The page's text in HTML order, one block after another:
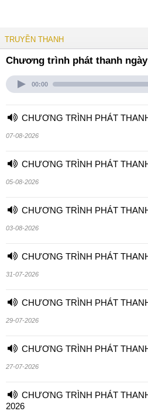
TRUYỀN THANH
Chương trình phát thanh ngày
00:00
CHƯƠNG TRÌNH PHÁT
07-08-2026
CHƯƠNG TRÌNH PHÁT
05-08-2026
CHƯƠNG TRÌNH PHÁT
03-08-2026
CHƯƠNG TRÌNH PHÁT
31-07-2026
CHƯƠNG TRÌNH PHÁT
29-07-2026
CHƯƠNG TRÌNH PHÁT
27-07-2026
CHƯƠNG TRÌNH PHÁT
2026